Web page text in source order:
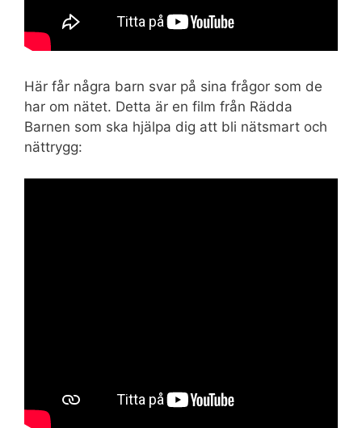
Här får några barn svar på sina frågor som de
har om nätet. Detta är en film från Rädda
Barnen som ska hjälpa dig att bli nätsmart och
nättrygg: